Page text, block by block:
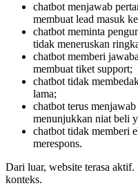
chatbot menjawab
membuat lead masuk
chatbot meminta
tidak meneruskan
chatbot memberi
membuat tiket support;
chatbot tidak
lama;
chatbot terus
menunjukkan niat beli
chatbot tidak memberi
merespons.
Dari luar, website terasa
konteks.